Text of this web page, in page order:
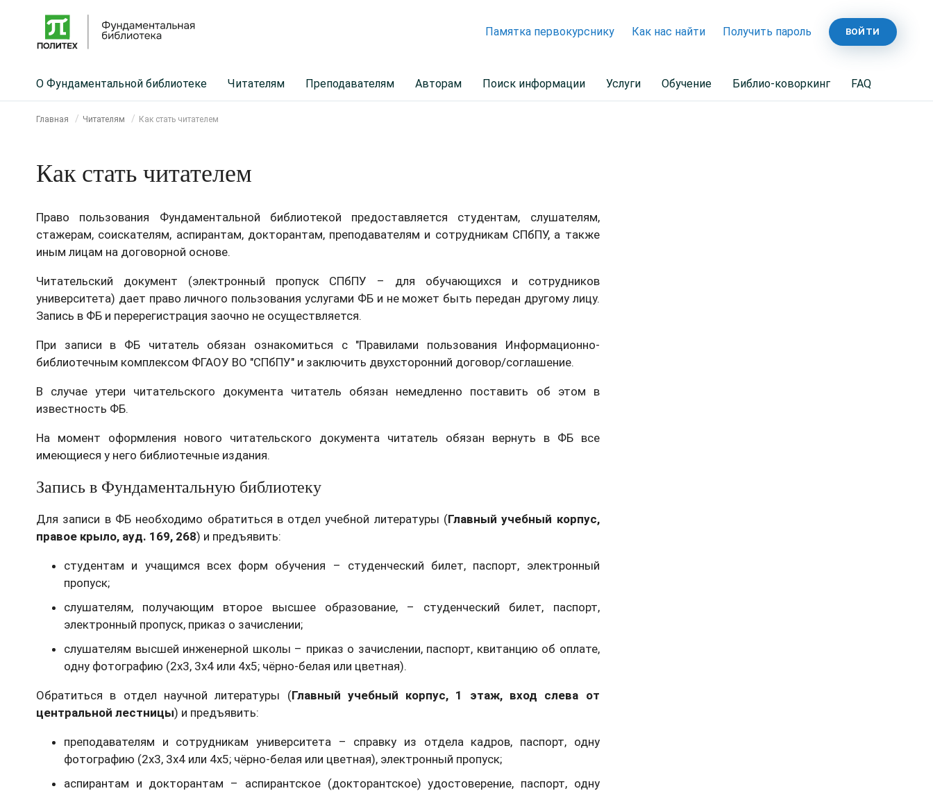
Памятка первокурснику Как нас найти Получить пароль ВОЙТИ
О Фундаментальной библиотеке Читателям Преподавателям Авторам Поиск информации Услуги Обучение Библио-коворкинг FAQ
Главная Читателям Как стать читателем
Как стать читателем
Право пользования Фундаментальной библиотекой предоставляется студентам, слушателям,
стажерам, соискателям, аспирантам, докторантам, преподавателям и сотрудникам СПбПУ, а также
иным лицам на договорной основе.
Читательский документ (электронный пропуск СПбПУ – для обучающихся и сотрудников
университета) дает право личного пользования услугами ФБ и не может быть передан другому лицу.
Запись в ФБ и перерегистрация заочно не осуществляется.
При записи в ФБ читатель обязан ознакомиться с "Правилами пользования Информационно-
библиотечным комплексом ФГАОУ ВО "СПбПУ" и заключить двухсторонний договор/соглашение.
В случае утери читательского документа читатель обязан немедленно поставить об этом в
известность ФБ.
На момент оформления нового читательского документа читатель обязан вернуть в ФБ все
имеющиеся у него библиотечные издания.
Запись в Фундаментальную библиотеку
Для записи в ФБ необходимо обратиться в отдел учебной литературы (Главный учебный корпус,
правое крыло, ауд. 169, 268) и предъявить:
студентам и учащимся всех форм обучения – студенческий билет, паспорт, электронный
пропуск;
слушателям, получающим второе высшее образование, – студенческий билет, паспорт,
электронный пропуск, приказ о зачислении;
слушателям высшей инженерной школы – приказ о зачислении, паспорт, квитанцию об оплате,
одну фотографию (2х3, 3х4 или 4х5; чёрно-белая или цветная).
Обратиться в отдел научной литературы (Главный учебный корпус, 1 этаж, вход слева от
центральной лестницы) и предъявить:
преподавателям и сотрудникам университета – справку из отдела кадров, паспорт, одну
фотографию (2х3, 3х4 или 4х5; чёрно-белая или цветная), электронный пропуск;
аспирантам и докторантам – аспирантское (докторантское) удостоверение, паспорт, одну